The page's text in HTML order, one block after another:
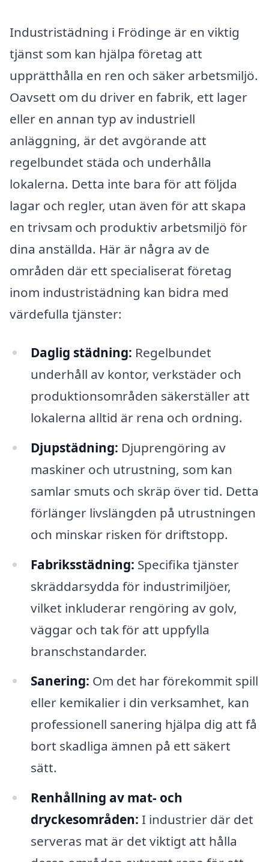
Industristädning i Frödinge är en viktig
tjänst som kan hjälpa företag att
upprätthålla en ren och säker arbetsmiljö.
Oavsett om du driver en fabrik, ett lager
eller en annan typ av industriell
anläggning, är det avgörande att
regelbundet städa och underhålla
lokalerna. Detta inte bara för att följda
lagar och regler, utan även för att skapa
en trivsam och produktiv arbetsmiljö för
dina anställda. Här är några av de
områden där ett specialiserat företag
inom industristädning kan bidra med
värdefulla tjänster:
Daglig städning: Regelbundet
underhåll av kontor, verkstäder och
produktionsområden säkerställer att
lokalerna alltid är rena och ordning.
Djupstädning: Djuprengöring av
maskiner och utrustning, som kan
samlar smuts och skräp över tid. Detta
förlänger livslängden på utrustningen
och minskar risken för driftstopp.
Fabriksstädning: Specifika tjänster
skräddarsydda för industrimiljöer,
vilket inkluderar rengöring av golv,
väggar och tak för att uppfylla
branschstandarder.
Sanering: Om det har förekommit spill
eller kemikalier i din verksamhet, kan
professionell sanering hjälpa dig att få
bort skadliga ämnen på ett säkert
sätt.
Renhållning av mat- och
dryckesområden: I industrier där det
serveras mat är det viktigt att hålla